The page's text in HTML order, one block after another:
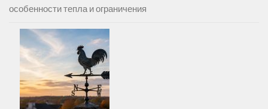
особенности тепла и ограничения